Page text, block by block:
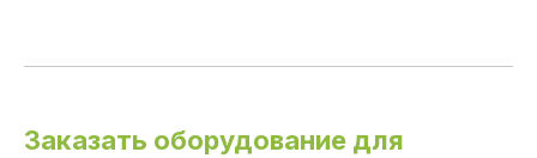
Заказать оборудование для